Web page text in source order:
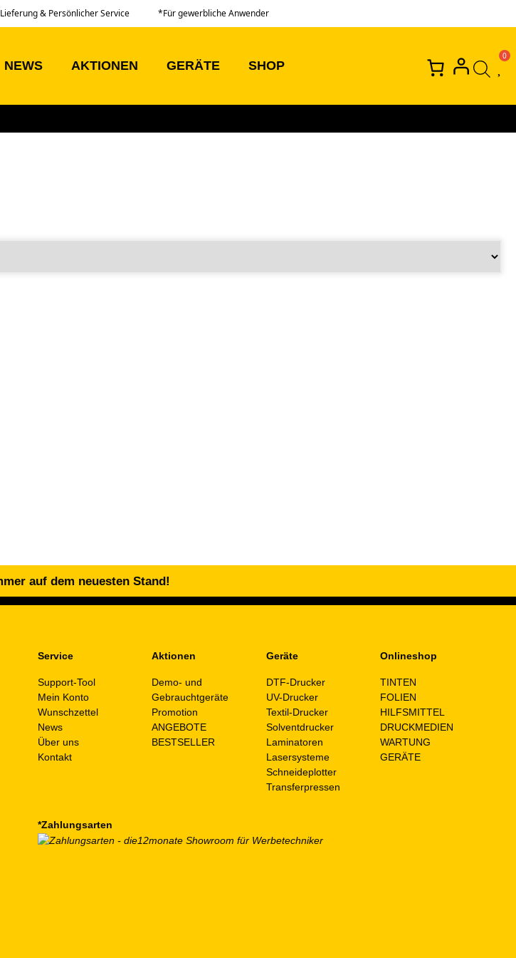
& Persönlicher Service *Für gewerbliche Anwender
NEWS AKTIONEN GERÄTE SHOP
auf dem neuesten Stand!
Service
Support-Tool
Mein Konto
Wunschzettel
News
Über uns
Kontakt
Aktionen
Demo- und
Gebrauchtgeräte
Promotion
ANGEBOTE
BESTSELLER
Geräte
DTF-Drucker
UV-Drucker
Textil-Drucker
Solventdrucker
Laminatoren
Lasersysteme
Schneideplotter
Transferpressen
Onlineshop
TINTEN
FOLIEN
HILFSMITTEL
DRUCKMEDIEN
WARTUNG
GERÄTE
*Zahlungsarten